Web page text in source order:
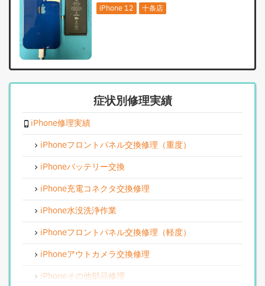
iPhone 12 十条店
症状別修理実績
iPhone修理実績
iPhoneフロントパネル交換修理（重度）
iPhoneバッテリー交換
iPhone充電コネクタ交換修理
iPhone水没洗浄作業
iPhoneフロントパネル交換修理（軽度）
iPhoneアウトカメラ交換修理
iPhoneその他部品修理